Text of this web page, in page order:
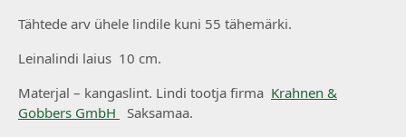
Tähtede arv ühele lindile kuni 55 tähemärki.
Leinalindi laius 10 cm.
Materjal – kangaslint. Lindi tootja firma Krahnen &
Gobbers GmbH
Saksamaa.